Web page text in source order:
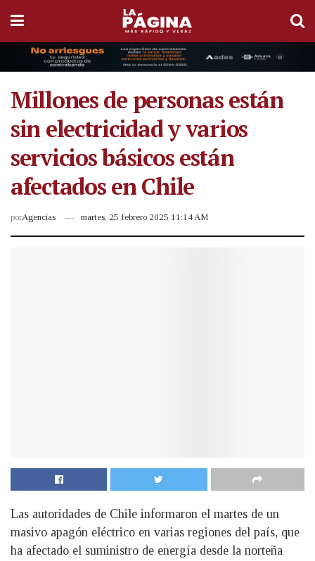
Millones de personas están
sin electricidad y varios
servicios básicos están
afectados en Chile
porAgencias martes, 25 febrero 2025 11:14 AM
Las autoridades de Chile informaron el martes de un
masivo apagón eléctrico en varias regiones del país, que
ha afectado el suministro de energía desde la norteña